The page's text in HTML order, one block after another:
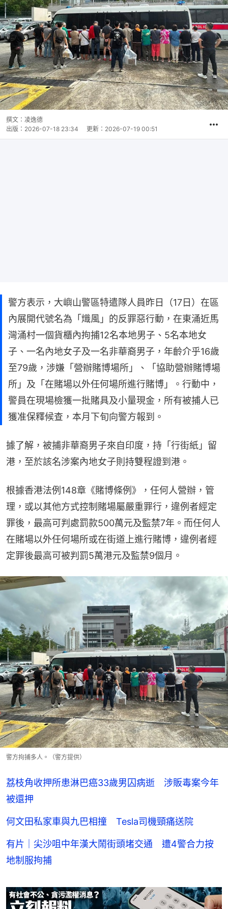
撰文： 凌逸德
出版： 2026-07-18 23:34 更新： 2026-07-19 00:51
警方表示，大嶼山警區特遣隊人員昨日（17日）在區
內展開代號名為「熾風」的反罪惡行動，在東涌近馬
灣涌村一個貨櫃內拘捕12名本地男子、5名本地女
子、一名內地女子及一名非華裔男子，年齡介乎16歲
至79歲，涉嫌「營辦賭博場所」、「協助營辦賭博場
所」及「在賭場以外任何場所進行賭博」。行動中，
警員在現場檢獲一批賭具及小量現金，所有被捕人已
獲准保釋候查，本月下旬向警方報到。
據了解，被捕非華裔男子來自印度，持「行街紙」留
港，至於該名涉案內地女子則持雙程證到港。
根據香港法例148章《賭博條例》，任何人營辦，管
理，或以其他方式控制賭場屬嚴重罪行，違例者經定
罪後，最高可判處罰款500萬元及監禁7年。而任何人
在賭場以外任何場所或在街道上進行賭博，違例者經
定罪後最高可被判罰5萬港元及監禁9個月。
警方拘捕多人。（警方提供）
荔枝角收押所患淋巴癌33歲男囚病逝 涉販毒案今年
被還押
何文田私家車與九巴相撞 Tesla司機頸痛送院
有片｜尖沙咀中年漢大鬧街頭堵交通 遭4警合力按
地制服拘捕